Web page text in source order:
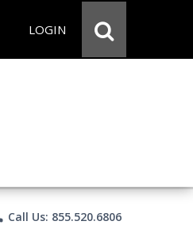
LOGIN
Call Us: 855.520.6806